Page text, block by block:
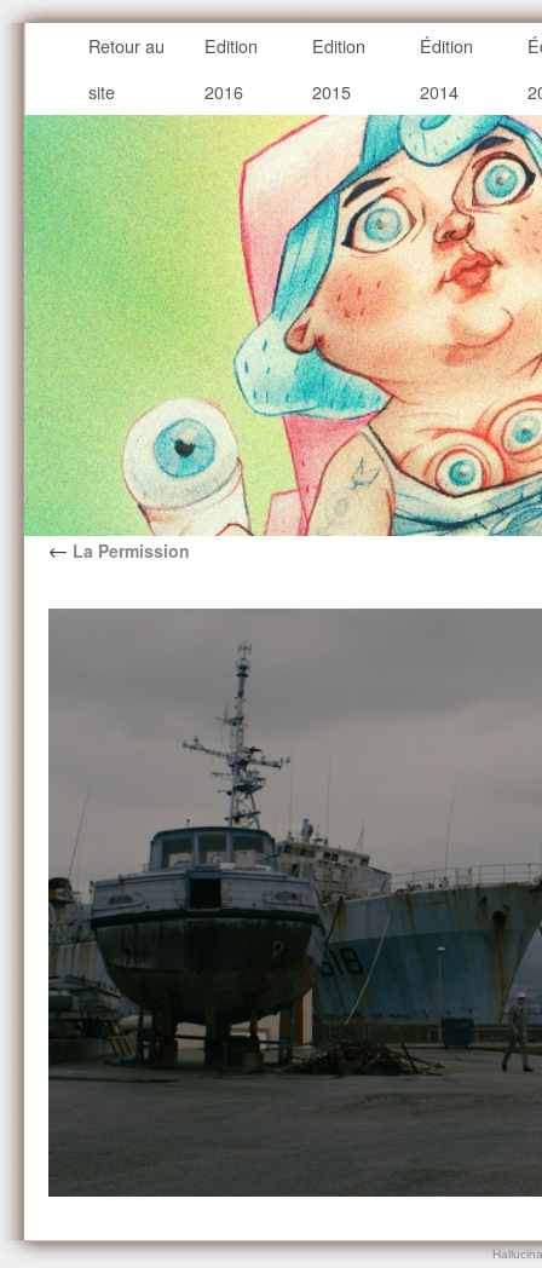
Retour au
site
Edition
2016
Edition
2015
Édition
2014
← La Permission